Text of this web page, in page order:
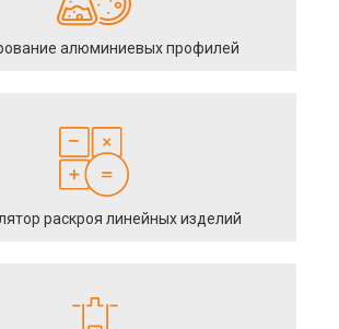
алюминиевых профилей
раскроя линейных изделий